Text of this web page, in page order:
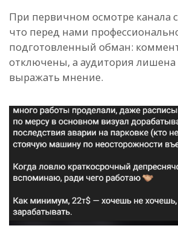
При первичном осмотре канала
что перед нами
подготовленный обман:
отключены, а аудитория
выражать мнение.